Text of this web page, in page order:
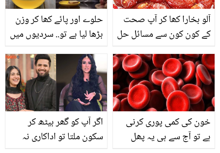
حلوے اور پائے کھا کر وزن
بڑھا لیا ہے تو.. سردیوں میں
کم کریں؟ جانیں
آلو بخارا کھا کر آپ صحت
کے کون کون سے مسائل حل
انمول تحفہ جس کے
خواص جان کر آپ حیران
رہ جائیں گے۔۔
اگر آپ کو گھر بیٹھ کر
سکون ملتا تو اداکاری نہ
خون کی کمی پوری کرنی
ہے تو آج سے ہی یہ پھل